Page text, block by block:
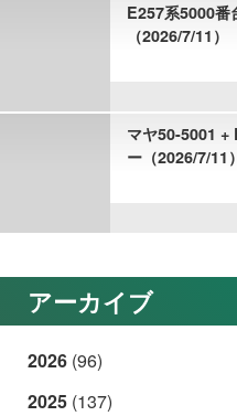
E257系5000番
（2026/7/11）
マヤ50-5001 +
ー（2026/7/11）
アーカイブ
2026 (96)
2025 (137)